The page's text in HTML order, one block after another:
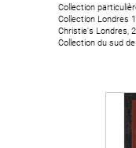
Collection
Collection Londres
Christie's Londres,
Collection du sud
Collection
Collection Londres
Christie's Londres,
Collection du sud